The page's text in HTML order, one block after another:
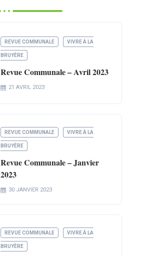
REVUE COMMUNALE VIVRE À LA
BRUYÈRE
Revue Communale – Avril 2023
21 AVRIL 2023
REVUE COMMUNALE VIVRE À LA
BRUYÈRE
Revue Communale – Janvier
2023
30 JANVIER 2023
REVUE COMMUNALE VIVRE À LA
BRUYÈRE